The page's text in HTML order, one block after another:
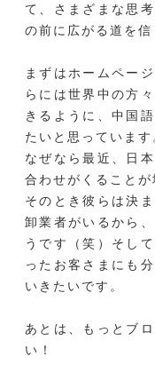
て、さまざまな思
の前に広がる道を信
まずはホームペー
らには世界中の方
きるように、中国
たいと思っています
なぜなら最近、日
合わせがくることが
そのとき彼らは決
卸業者がいるから
うです（笑）そし
ったお客さまにも
いきたいです。
あとは、もっとブ
い！